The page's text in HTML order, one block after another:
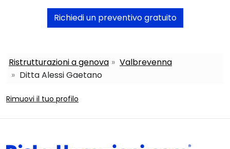
Richiedi un preventivo gratuito
Ristrutturazioni a genova
Valbrevenna
Ditta Alessi Gaetano
Rimuovi il tuo profilo